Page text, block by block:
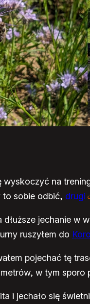
wyskoczyć na
to sobie odbić, drugi
jechanie w
ruszyłem do
pojechać tę
w tym sporo
i jechało się